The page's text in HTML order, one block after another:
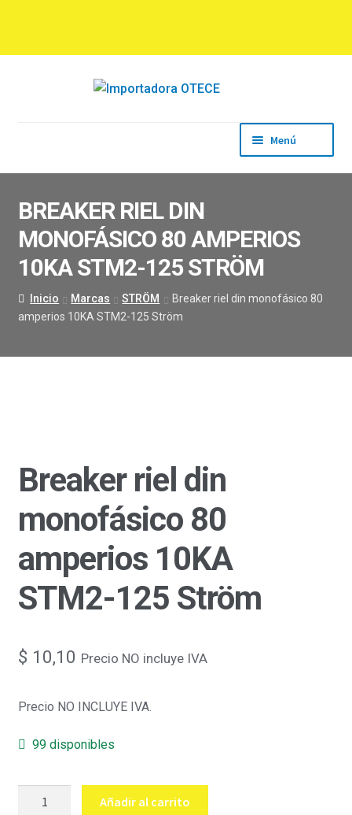
la
contenido
Menú
Empresa
Productos
Marcas
Descargas
BREAKER RIEL DIN
MONOFÁSICO 80 AMPERIOS
10KA STM2-125 STRÖM
Inicio Marcas STRÖM
Breaker riel din monofásico 80
amperios 10KA STM2-125 Ström
Breaker riel din
monofásico 80
amperios 10KA
STM2-125 Ström
$ 10,10 Precio NO incluye IVA
Precio NO INCLUYE IVA.
99 disponibles
Añadir al carrito